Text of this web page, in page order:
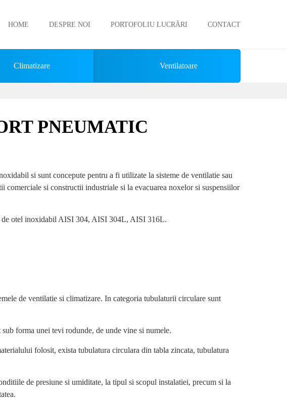
HOME DESPRE NOI PORTOFOLIU LUCRĂRI CONTACT
Climatizare Ventilatoare
PNEUMATIC
si sunt concepute pentru a fi utilizate la sisteme de ventilatie sau
si constructii industriale si la evacuarea noxelor si suspensiilor
de otel inoxidabil AISI 304, AISI 304L, AISI 316L.
de ventilatie si climatizare. In categoria tubulaturii circulare sunt
forma unei tevi rodunde, de unde vine si numele.
folosit, exista tubulatura circulara din tabla zincata, tubulatura
de presiune si umiditate, la tipul si scopul instalatiei, precum si la